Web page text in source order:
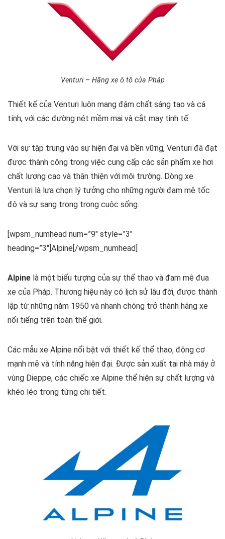
Venturi – Hãng xe ô tô của Pháp
Thiết kế của Venturi luôn mang đậm chất sáng tạo và cá
tính, với các đường nét mềm mại và cắt may tinh tế.
Với sự tập trung vào sự hiện đại và bền vững, Venturi đã đạt
được thành công trong việc cung cấp các sản phẩm xe hơi
chất lượng cao và thân thiện với môi trường. Dòng xe
Venturi là lựa chọn lý tưởng cho những người đam mê tốc
độ và sự sang trọng trong cuộc sống.
[wpsm_numhead num=”9″ style=”3″
heading=”3″]Alpine[/wpsm_numhead]
Alpine là một biểu tượng của sự thể thao và đam mê đua
xe của Pháp. Thương hiệu này có lịch sử lâu đời, được thành
lập từ những năm 1950 và nhanh chóng trở thành hãng xe
nổi tiếng trên toàn thế giới.
Các mẫu xe Alpine nổi bật với thiết kế thể thao, động cơ
mạnh mẽ và tính năng hiện đại. Được sản xuất tại nhà máy ở
vùng Dieppe, các chiếc xe Alpine thể hiện sự chất lượng và
khéo léo trong từng chi tiết.